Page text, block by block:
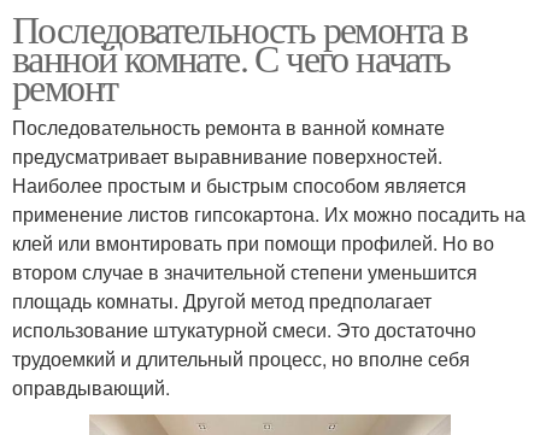
Последовательность ремонта в
ванной комнате. С чего начать
ремонт
Последовательность ремонта в ванной комнате
предусматривает выравнивание поверхностей.
Наиболее простым и быстрым способом является
применение листов гипсокартона. Их можно посадить на
клей или вмонтировать при помощи профилей. Но во
втором случае в значительной степени уменьшится
площадь комнаты. Другой метод предполагает
использование штукатурной смеси. Это достаточно
трудоемкий и длительный процесс, но вполне себя
оправдывающий.